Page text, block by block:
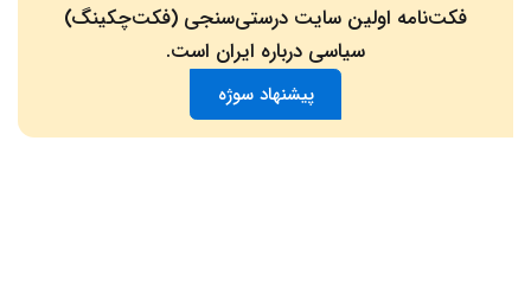
فکت‌نامه اولین سایت درستی‌سنجی (فکت‌چکینگ)
سیاسی درباره ایران است.
پیشنهاد سوژه